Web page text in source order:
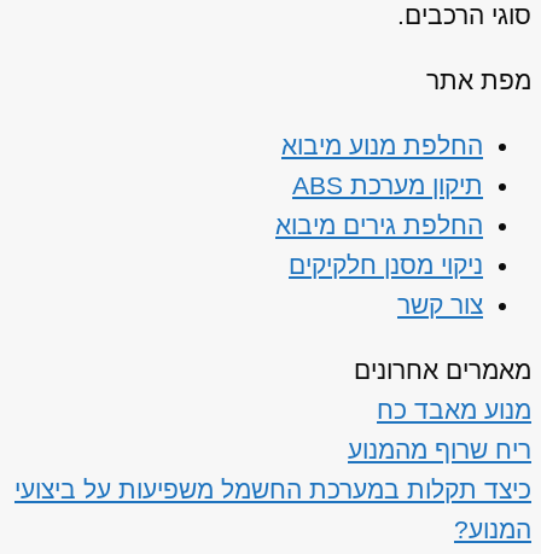
סוגי הרכבים.
מפת אתר
החלפת מנוע מיבוא
תיקון מערכת ABS
החלפת גירים מיבוא
ניקוי מסנן חלקיקים
צור קשר
מאמרים אחרונים
מנוע מאבד כח
ריח שרוף מהמנוע
כיצד תקלות במערכת החשמל משפיעות על ביצועי
המנוע?